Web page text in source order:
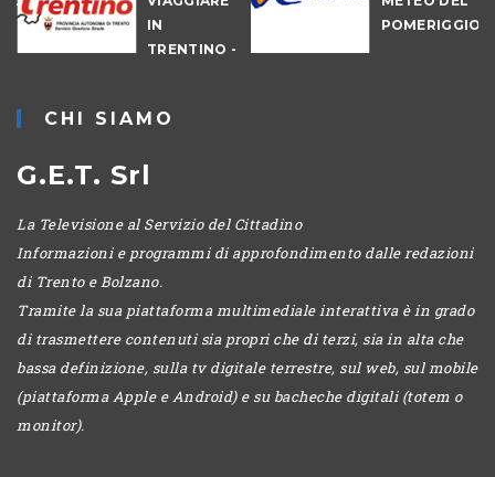
IN
TRENTINO -
POMERIGGIO
CHI SIAMO
G.E.T. Srl
La Televisione al Servizio del Cittadino
Informazioni e programmi di approfondimento dalle redazioni
di Trento e Bolzano.
Tramite la sua piattaforma multimediale interattiva è in grado
di trasmettere contenuti sia propri che di terzi, sia in alta che
bassa definizione, sulla tv digitale terrestre, sul web, sul mobile
(piattaforma Apple e Android) e su bacheche digitali (totem o
monitor).